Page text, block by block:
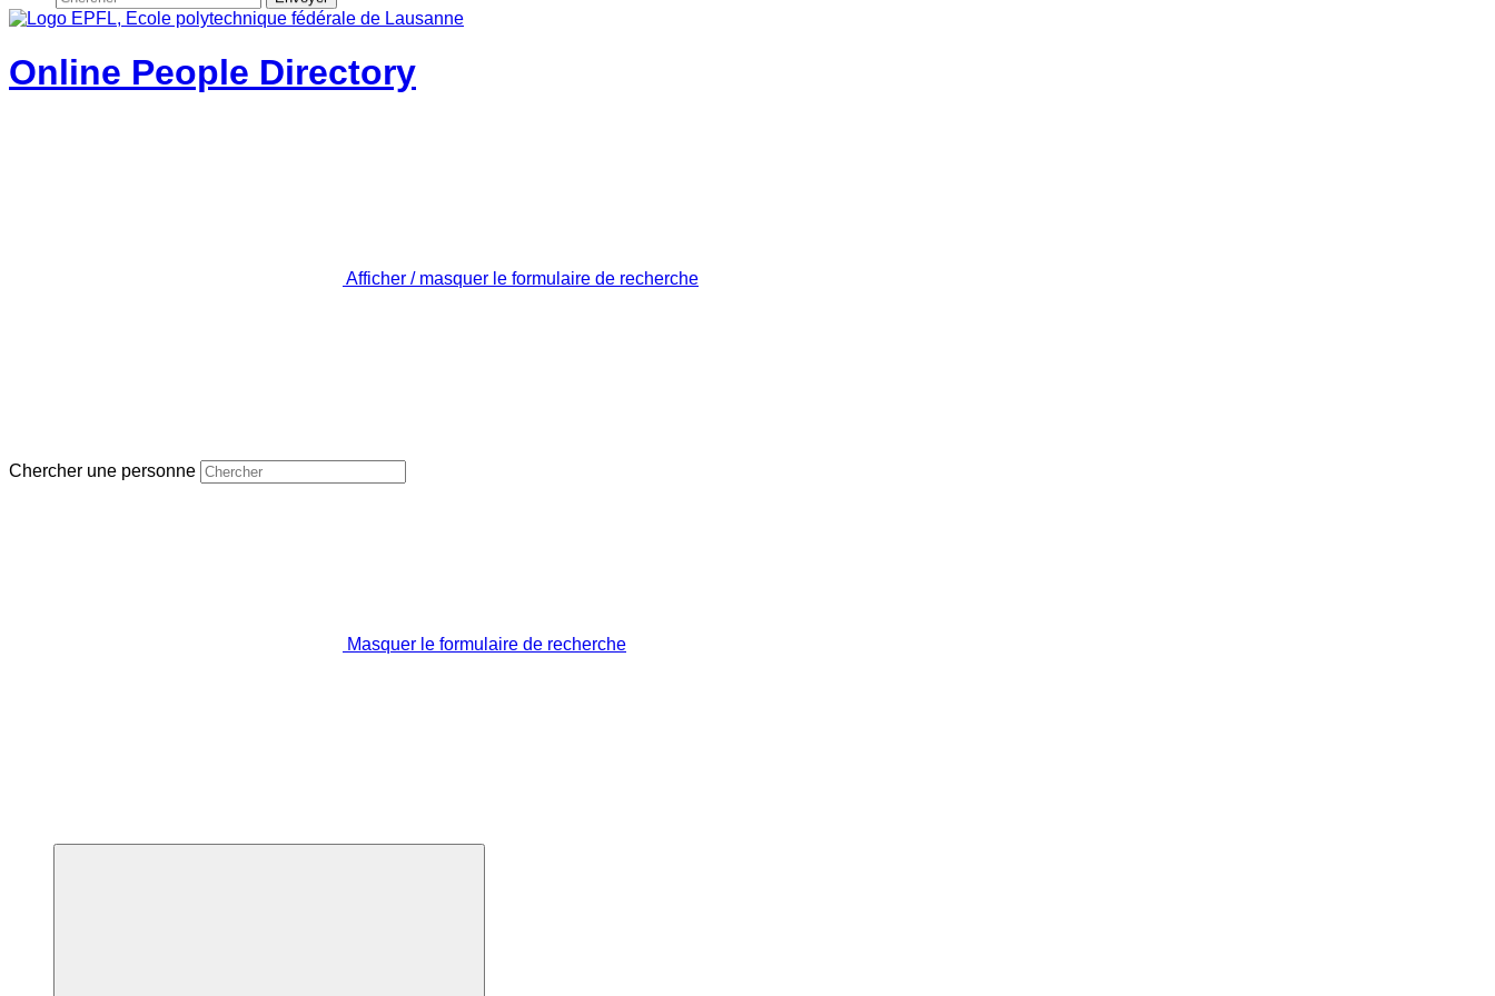
Online People Directory
Afficher / masquer le formulaire de recherche
Chercher une personne
Masquer le formulaire de recherche